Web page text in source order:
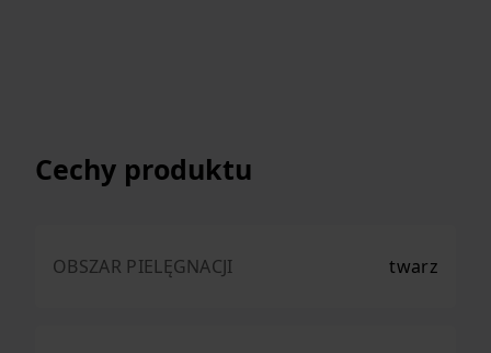
Cechy produktu
OBSZAR PIELĘGNACJI twarz